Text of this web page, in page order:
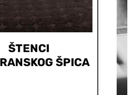
ŠTENCI
ŠPICA